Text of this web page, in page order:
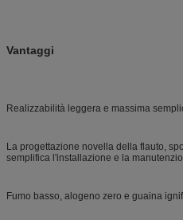
Vantaggi
Realizzabilità leggera e massima
La progettazione novella della flauto,
semplifica l'installazione e la
Fumo basso, alogeno zero e guaina